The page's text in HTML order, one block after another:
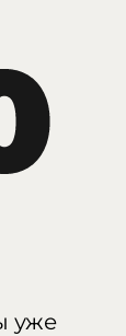
уже